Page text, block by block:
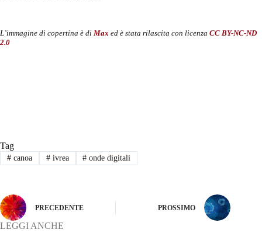
L’immagine di copertina è di Max ed è stata rilascita con licenza CC BY-NC-ND
2.0
Tag
#canoa #ivrea # onde digitali
PRECEDENTE PROSSIMO
LEGGI ANCHE